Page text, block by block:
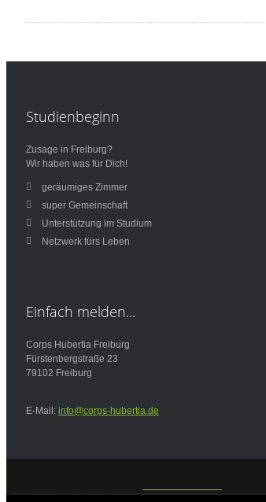
Studienbeginn
Zusage in Freiburg?
Wir haben was für Dich!
geräumiges Zimmer
super Gemeinschaft
Unterstützung im Studium
Netzwerk fürs Leben
Einfach melden...
Corps Hubertia Freiburg
Fürstenbergstraße 23
79102 Freiburg
E-Mail: info@corps-hubertia.de
© Copyright 2013 Martin Richter